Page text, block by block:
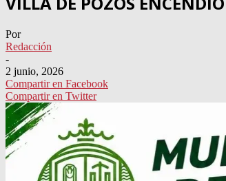
Por
Redacción
-
2 junio, 2026
Compartir en Facebook
Compartir en Twitter